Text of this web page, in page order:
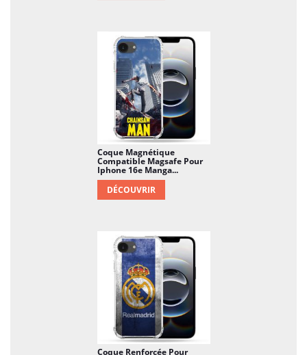
Coque Magnétique
Compatible Magsafe Pour
Iphone 16e Manga...
DÉCOUVRIR
Coque Renforcée Pour